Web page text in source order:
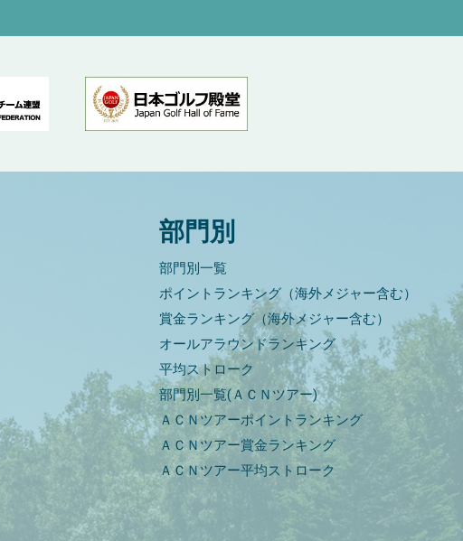
部門別
部門別一覧
ポイントランキング（海外メジャー含む）
賞金ランキング（海外メジャー含む）
オールアラウンドランキング
平均ストローク
部門別一覧(ＡＣＮツアー)
ＡＣＮツアーポイントランキング
ＡＣＮツアー賞金ランキング
ＡＣＮツアー平均ストローク